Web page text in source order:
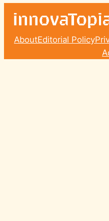
AboutEditorial Policy